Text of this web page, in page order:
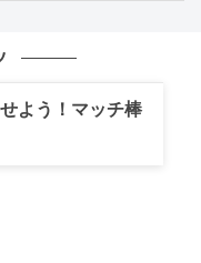
沢仁志さんが佐久
映画撮影で同じ時
実力、そして東京
よう！マッチ棒